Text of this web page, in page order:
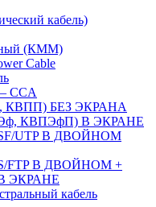
кабель)
(КММ)
Cable
CCA
КВПП) БЕЗ ЭКРАНА
КВПЭфП) В ЭКРАНЕ
SF/UTP В ДВОЙНОМ
S/FTP В ДВОЙНОМ +
ЭКРАНЕ
кабель